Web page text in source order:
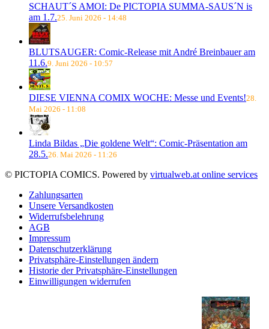
SCHAUT´S AMOI: De PICTOPIA SUMMA-SAUS´N is
am 1.7.25. Juni 2026 - 14:48
BLUTSAUGER: Comic-Release mit André Breinbauer am
11.6.9. Juni 2026 - 10:57
DIESE VIENNA COMIX WOCHE: Messe und Events!28.
Mai 2026 - 11:08
Linda Bildas „Die goldene Welt“: Comic-Präsentation am
28.5.26. Mai 2026 - 11:26
© PICTOPIA COMICS. Powered by virtualweb.at online services
Zahlungsarten
Unsere Versandkosten
Widerrufsbelehrung
AGB
Impressum
Datenschutzerklärung
Privatsphäre-Einstellungen ändern
Historie der Privatsphäre-Einstellungen
Einwilligungen widerrufen